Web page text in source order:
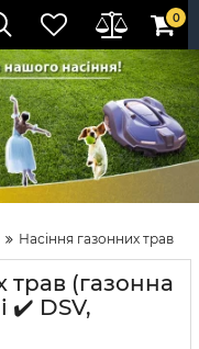
0
Насіння газонних трав
трав (газонна
✔️ DSV,